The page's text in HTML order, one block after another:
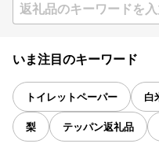
いま注目のキーワード
トイレットペーパー 白
梨 テッパン返礼品